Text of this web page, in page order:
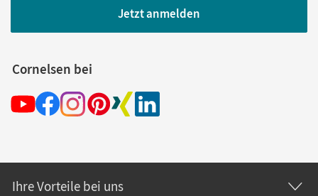
Jetzt anmelden
Cornelsen bei
Ihre Vorteile bei uns